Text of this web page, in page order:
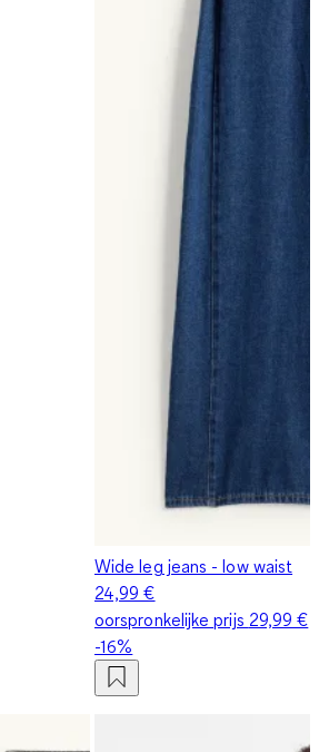
Wide leg jeans - low waist
24,99 €
oorspronkelijke prijs 29,99 €
-16%